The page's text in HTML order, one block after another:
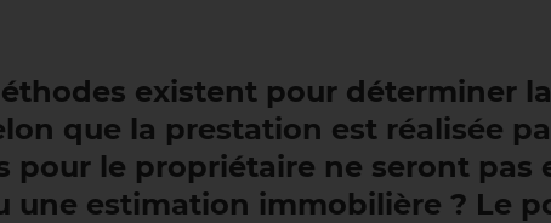
existent pour déterminer
que la prestation est réalisée
pour le propriétaire ne seront pas
une estimation immobilière ? Le